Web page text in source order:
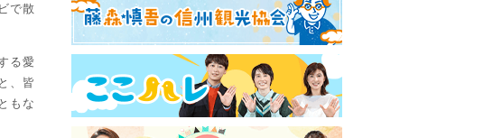
で散
る愛
、皆
もな